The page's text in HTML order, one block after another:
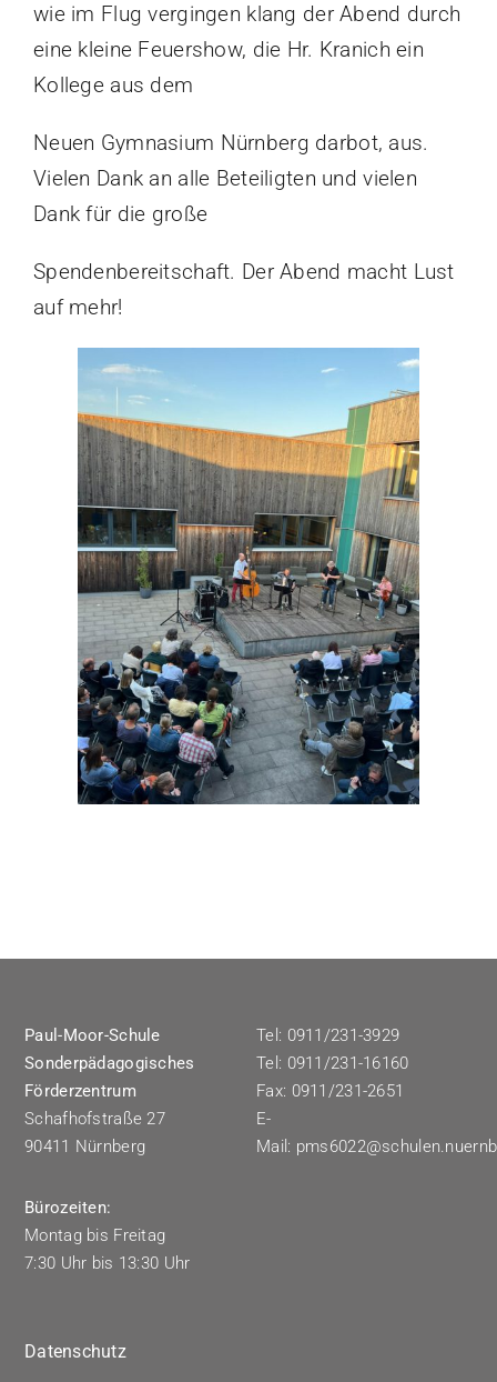
wie im Flug vergingen klang der Abend durch
eine kleine Feuershow, die Hr. Kranich ein
Kollege aus dem
Neuen Gymnasium Nürnberg darbot, aus.
Vielen Dank an alle Beteiligten und vielen
Dank für die große
Spendenbereitschaft. Der Abend macht Lust
auf mehr!
Paul-Moor-Schule
Sonderpädagogisches
Förderzentrum
Schafhofstraße 27
90411 Nürnberg
Bürozeiten:
Montag bis Freitag
7:30 Uhr bis 13:30 Uhr
Tel: 0911/231-3929
Tel: 0911/231-16160
Fax: 0911/231-2651
E-
Mail:
Datenschutz